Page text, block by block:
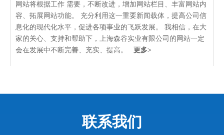
网站将根据工作 需要，不断改进，增加网站栏目、丰富网站内
容、拓展网站功能。 充分利用这一重要新闻载体，提高公司信
息化的现代化水平，促进各项事业的飞跃发展。 我相信，在大
家的关心、支持和帮助下，上海森谷实业有限公司的网站一定
会在发展中不断完善、充实、提高。 更多>
联系我们